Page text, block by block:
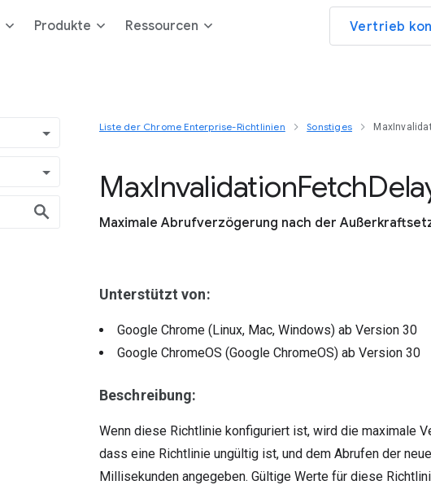
Produkte Ressourcen Vertrieb
Liste der Chrome Enterprise-Richtlinien Sonstiges
MaxInvalidationFetch
Maximale Abrufverzögerung nach der
Unterstützt von:
Google Chrome (Linux, Mac, Windows) ab Version 30
Google ChromeOS (Google ChromeOS) ab Version 30
Beschreibung:
Wenn diese Richtlinie konfiguriert ist, wird die maximale
dass eine Richtlinie ungültig ist, und dem Abrufen der
Millisekunden angegeben. Gültige Werte für diese